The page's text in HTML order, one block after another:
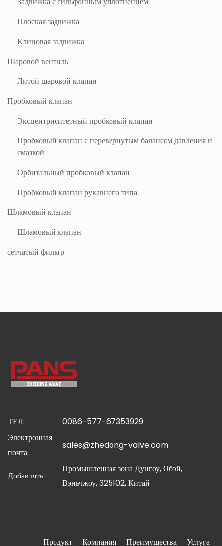
Плоская задвижка
Клиновая задвижка
Шаровой вентиль
Литой шаровой клапан
Пробковый клапан
Эксцентриситетный пробковый клапан
Пробковый клапан с перевернутым балансом давления и
смазкой
Орбитальный пробковый клапан
Пробковый клапан рукавного типа
Шламовый клапан
Шламовый клапан
сетчатый фильтр
ТЕЛ:
0086-577-67353929
Электронная
почта:
sales@zhedong-valve.com
Добавлять:
Промышленная зона Дунгоу, Обэй,
Вэньчжоу, 325102, Китай
Продукт Компания Преимущества Услуга